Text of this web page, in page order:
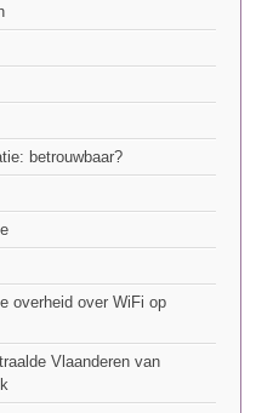
betrouwbaar?
overheid over WiFi op
Vlaanderen van